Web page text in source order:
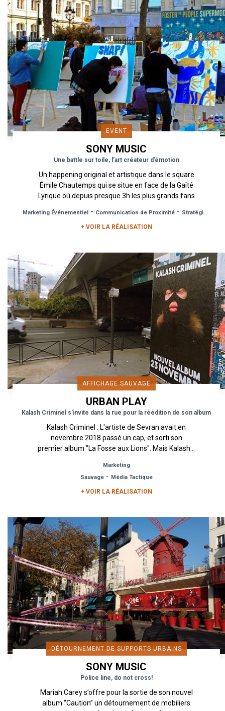
EVENT
SONY MUSIC
Une battle sur toile, l’art créateur d’émotion
Un happening original et artistique dans le square
Émile Chautemps qui se situe en face de la Gaîté
Lyrique où depuis presque 3h les plus grands fans
Marketing Événementiel - Communication de Proximité - Stratégie de Différenciation
+ VOIR LA RÉALISATION
AFFICHAGE SAUVAGE
URBAN PLAY
Kalash Criminel s'invite dans la rue pour la réédition de son album
Kalash Criminel : L'artiste de Sevran avait en
novembre 2018 passé un cap, et sorti son
premier album "La Fosse aux Lions". Mais Kalash...
Marketing
Sauvage- Média Tactique
+ VOIR LA RÉALISATION
DÉTOURNEMENT DE SUPPORTS URBAINS
SONY MUSIC
Police line, do not cross!
Mariah Carey s’offre pour la sortie de son nouvel
album “Caution” un détournement de mobiliers